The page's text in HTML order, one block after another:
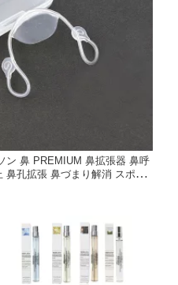
ン 鼻 PREMIUM 鼻拡張器 鼻呼
鼻孔拡張 鼻づまり解消 スポー